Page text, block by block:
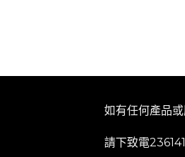
如有任何產品
請下致電